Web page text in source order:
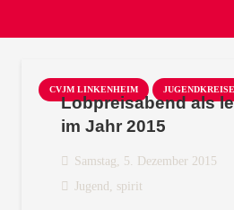
CVJM LINKENHEIM JUGENDKREISE
Lobpreisabend als
im Jahr 2015
Samstag, 5. Dezember 2015
Jugend
spirit